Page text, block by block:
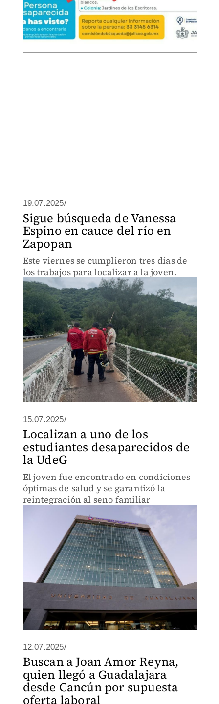
19.07.2025/
Sigue búsqueda de Vanessa
Espino en cauce del río en
Zapopan
Este viernes se cumplieron tres días de
los trabajos para localizar a la joven.
15.07.2025/
Localizan a uno de los
estudiantes desaparecidos de
la UdeG
El joven fue encontrado en condiciones
óptimas de salud y se garantizó la
reintegración al seno familiar
12.07.2025/
Buscan a Joan Amor Reyna,
quien llegó a Guadalajara
desde Cancún por supuesta
oferta laboral